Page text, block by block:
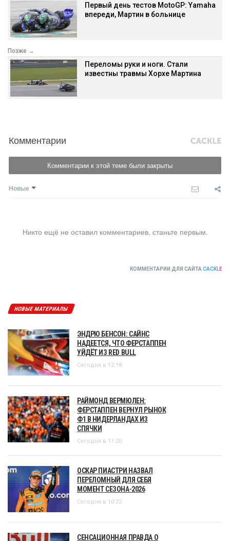
Первый день тестов MotoGP: Yamaha
впереди, Мартин в больнице
Позже →
Переломы руки и ноги. Стали
известны травмы Хорхе Мартина
Комментарии
Комментарии к этой теме были закрыты
Новые
Никто ещё не оставил комментариев, станьте первым.
КОММЕНТАРИИ ДЛЯ САЙТА CACKLE
НОВЫЕ МАТЕРИАЛЫ
ЭНДРЮ БЕНСОН: САЙНС
НАДЕЕТСЯ, ЧТО ФЕРСТАППЕН
УЙДЁТ ИЗ RED BULL
Сегодня в 12:18
РАЙМОНД ВЕРМЮЛЕН:
ФЕРСТАППЕН ВЕРНУЛ РЫНОК
Ф1 В НИДЕРЛАНДАХ ИЗ
СПЯЧКИ
Сегодня в 11:20
ОСКАР ПИАСТРИ НАЗВАЛ
ПЕРЕЛОМНЫЙ ДЛЯ СЕБЯ
МОМЕНТ СЕЗОНА-2026
Сегодня в 10:22
СЕНСАЦИОННАЯ ПРАВДА О